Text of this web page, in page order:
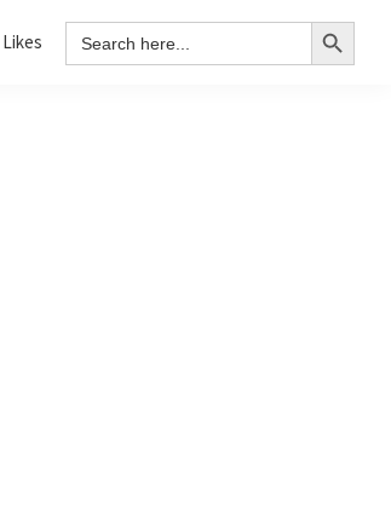
Likes Search
for:
Search Button